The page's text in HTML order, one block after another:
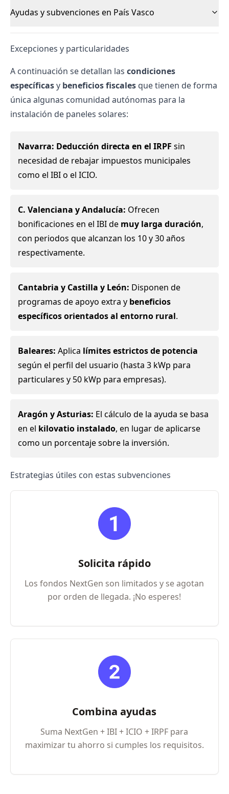
Ayudas y subvenciones en País Vasco
Excepciones y particularidades
A continuación se detallan las condiciones
específicasy beneficios fiscales que tienen de forma
única algunas comunidad autónomas para la
instalación de paneles solares:
Navarra: Deducción directa en el IRPF sin
necesidad de rebajar impuestos municipales
como el IBI o el ICIO.
C. Valenciana y Andalucía: Ofrecen
bonificaciones en el IBI de muy larga duración,
con periodos que alcanzan los 10 y 30 años
respectivamente.
Cantabria y Castilla y León: Disponen de
programas de apoyo extra y beneficios
específicos orientados al entorno rural.
Baleares: Aplica límites estrictos de potencia
según el perfil del usuario (hasta 3 kWp para
particulares y 50 kWp para empresas).
Aragón y Asturias: El cálculo de la ayuda se basa
en el kilovatio instalado, en lugar de aplicarse
como un porcentaje sobre la inversión.
Estrategias útiles con estas subvenciones
Solicita rápido
Los fondos NextGen son limitados y se agotan
por orden de llegada. ¡No esperes!
Combina ayudas
Suma NextGen + IBI + ICIO + IRPF para
maximizar tu ahorro si cumples los requisitos.